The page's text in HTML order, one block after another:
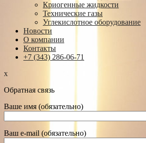
Криогенные жидкости
Технические газы
Углекислотное оборудование
Новости
О компании
Контакты
+7 (343) 286-06-71
x
Обратная связь
Ваше имя (обязательно)
Ваш e-mail (обязательно)